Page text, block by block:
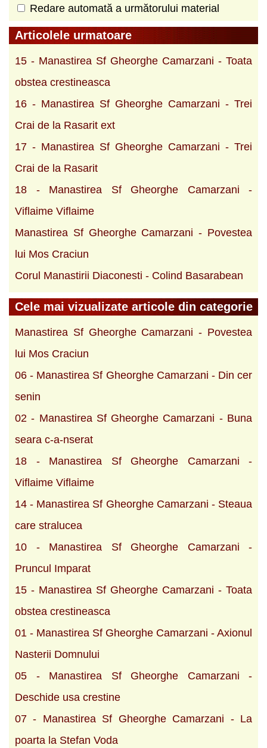
Redare automată a următorului material
Articolele urmatoare
15 - Manastirea Sf Gheorghe Camarzani - Toata
obstea crestineasca
16 - Manastirea Sf Gheorghe Camarzani - Trei
Crai de la Rasarit ext
17 - Manastirea Sf Gheorghe Camarzani - Trei
Crai de la Rasarit
18 - Manastirea Sf Gheorghe Camarzani -
Viflaime Viflaime
Manastirea Sf Gheorghe Camarzani - Povestea
lui Mos Craciun
Corul Manastirii Diaconesti - Colind Basarabean
Cele mai vizualizate articole din categorie
Manastirea Sf Gheorghe Camarzani - Povestea
lui Mos Craciun
06 - Manastirea Sf Gheorghe Camarzani - Din cer
senin
02 - Manastirea Sf Gheorghe Camarzani - Buna
seara c-a-nserat
18 - Manastirea Sf Gheorghe Camarzani -
Viflaime Viflaime
14 - Manastirea Sf Gheorghe Camarzani - Steaua
care stralucea
10 - Manastirea Sf Gheorghe Camarzani -
Pruncul Imparat
15 - Manastirea Sf Gheorghe Camarzani - Toata
obstea crestineasca
01 - Manastirea Sf Gheorghe Camarzani - Axionul
Nasterii Domnului
05 - Manastirea Sf Gheorghe Camarzani -
Deschide usa crestine
07 - Manastirea Sf Gheorghe Camarzani - La
poarta la Stefan Voda